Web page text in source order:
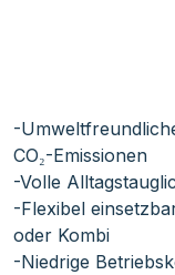
-
CO₂-Emissionen
-Volle
-Flexibel
oder Kombi
-Niedrige